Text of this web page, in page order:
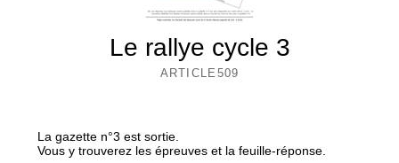
Le rallye cycle 3
ARTICLE509
La gazette n°3 est sortie.
Vous y trouverez les épreuves et la feuille-réponse.